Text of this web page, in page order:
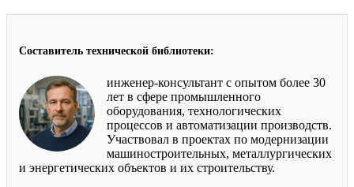
Составитель технической библиотеки:
инженер-консультант с опытом более 30
лет в сфере промышленного
оборудования, технологических
процессов и автоматизации производств.
Участвовал в проектах по модернизации
машиностроительных, металлургических
и энергетических объектов и их строительству.